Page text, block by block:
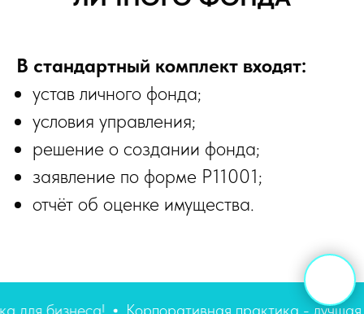
В стандартный комплект входят:
устав личного фонда;
условия управления;
решение о создании фонда;
заявление по форме Р11001;
отчёт об оценке имущества.